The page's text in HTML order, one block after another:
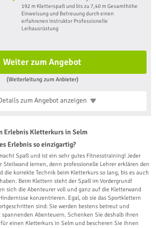
192 m Kletterspaß und bis zu 7,40 m Gesamthöhe
Einweisung und ​​Betreuung durch einen
erfahrenen Instruktor Professionelle
Leihausrüstung
Weiter zum Angebot
(Weiterleitung zum Anbieter)
zum Angebotanzeigen
Erlebnis Kletterkurs in Selm
Erlebnis so einzigartig?
Spaß und ist ein sehr gutes Fitnesstraining! Jeder
Steilwand lernen, denn professionelle Lehrer erklären den
die korrekte Technik beim Kletterkurs so lang, bis es auch
Beim Klettern steht der Spaß im Vordergrund!
sich die Abenteurer voll und ganz auf die Kletterwand
konzentrieren. Egal, ob sie das Sportklettern
sind: Sie werden bestens betreut und
Abenteuern. Schenken Sie deshalb Ihren
einen Kletterkurs in Selm und bescheren Sie ihnen